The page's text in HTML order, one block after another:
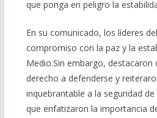
o
k
m p
p
que ponga en peligro la
En su comunicado, los líderes
compromiso con la paz y la
Medio.Sin embargo, destacaron
derecho a defenderse y
inquebrantable a la seguridad
que enfatizaron la importancia